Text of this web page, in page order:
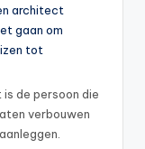
architect
gaan om
tot
de persoon die
verbouwen